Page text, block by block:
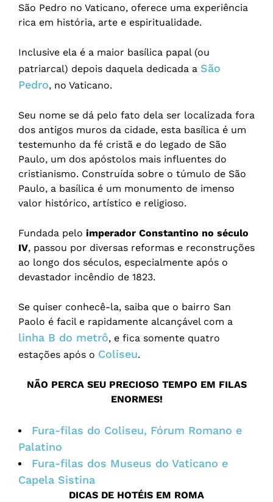
São Pedro no Vaticano, oferece uma experiência
rica em história, arte e espiritualidade.
Inclusive ela é a maior basílica papal (ou
patriarcal) depois daquela dedicada a São
Pedro, no Vaticano.
Seu nome se dá pelo fato dela ser localizada fora
dos antigos muros da cidade, esta basílica é um
testemunho da fé cristã e do legado de São
Paulo, um dos apóstolos mais influentes do
cristianismo. Construída sobre o túmulo de São
Paulo, a basílica é um monumento de imenso
valor histórico, artístico e religioso.
Fundada pelo imperador Constantino no século
IV, passou por diversas reformas e reconstruções
ao longo dos séculos, especialmente após o
devastador incêndio de 1823.
Se quiser conhecê-la, saiba que o bairro San
Paolo é facil e rapidamente alcançável com a
linha B do metrô, e fica somente quatro
estações após o Coliseu.
NÃO PERCA SEU PRECIOSO TEMPO EM FILAS
ENORMES!
Fura-filas do Coliseu, Fórum Romano e
Palatino
Fura-filas dos Museus do Vaticano e
Capela Sistina
DICAS DE HOTÉIS EM ROMA